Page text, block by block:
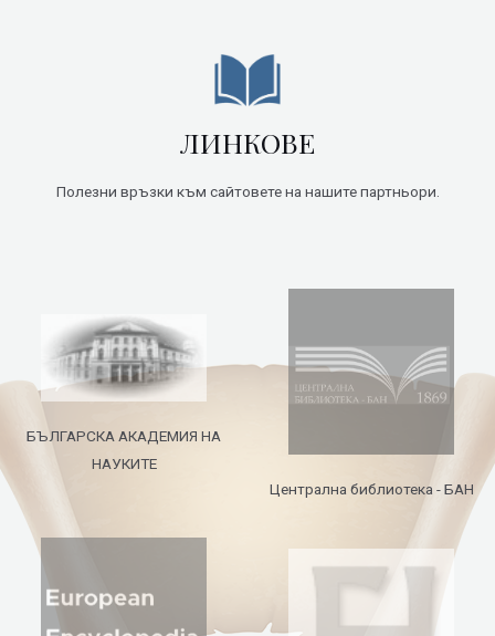
ЛИНКОВЕ
Полезни връзки към сайтовете на нашите партньори.
БЪЛГАРСКА АКАДЕМИЯ НА
НАУКИТЕ
Централна библиотека - БАН